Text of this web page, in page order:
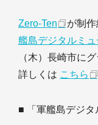
Zero-Ten が制
艦島デジタルミュ
（木）長崎市に
詳しくは こちら
■ 「軍艦島デジタ